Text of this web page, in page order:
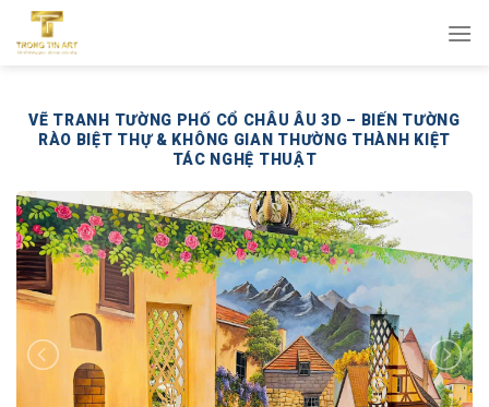
qua
VẼ TRANH TƯỜNG PHỐ CỔ CHÂU ÂU 3D – BIẾN TƯỜNG
RÀO BIỆT THỰ & KHÔNG GIAN THƯỜNG THÀNH KIỆT
TÁC NGHỆ THUẬT